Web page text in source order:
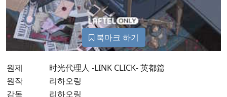
북마크 하기
원제
时光代理人 -LINK CLICK- 英都篇
원작
리하오링
감독
리하오링